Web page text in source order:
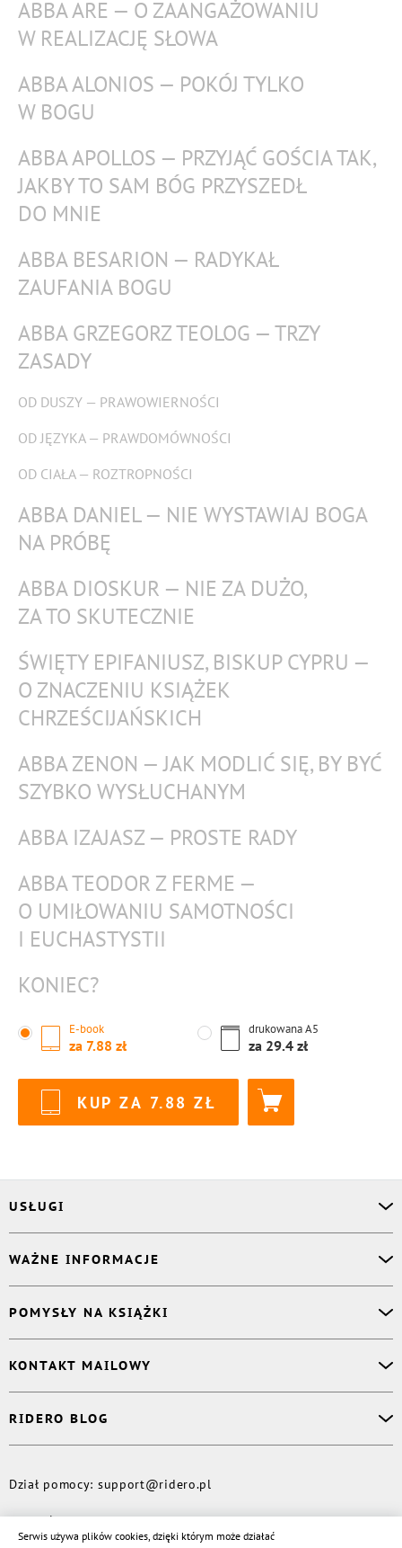
ABBA ARE — O ZAANGAŻOWANIU
W REALIZACJĘ SŁOWA
ABBA ALONIOS — POKÓJ TYLKO
W BOGU
ABBA APOLLOS — PRZYJĄĆ GOŚCIA TAK,
JAKBY TO SAM BÓG PRZYSZEDŁ
DO MNIE
ABBA BESARION — RADYKAŁ
ZAUFANIA BOGU
ABBA GRZEGORZ TEOLOG — TRZY
ZASADY
OD DUSZY — PRAWOWIERNOŚCI
OD JĘZYKA — PRAWDOMÓWNOŚCI
OD CIAŁA — ROZTROPNOŚCI
ABBA DANIEL — NIE WYSTAWIAJ BOGA
NA PRÓBĘ
ABBA DIOSKUR — NIE ZA DUŻO,
ZA TO SKUTECZNIE
ŚWIĘTY EPIFANIUSZ, BISKUP CYPRU —
O ZNACZENIU KSIĄŻEK
CHRZEŚCIJAŃSKICH
ABBA ZENON — JAK MODLIĆ SIĘ, BY BYĆ
SZYBKO WYSŁUCHANYM
ABBA IZAJASZ — PROSTE RADY
ABBA TEODOR Z FERME —
O UMIŁOWANIU SAMOTNOŚCI
I EUCHASTYSTII
KONIEC?
E-book
za 7.88
drukowanaA5
za 29.4
KUP ZA 7.88
USŁUGI
Korektor
Projektant okładki
Druk Twojej książki
Publikacja
WAŻNE INFORMACJE
Książki Ridero
Pomoc
Polityka prywatności
POMYSŁY NA KSIĄŻKI
Dzienniczek malucha
Książka eksperta
Wydaj tomik poezji
KONTAKT MAILOWY
Kontakt dla mediów
RIDERO BLOG
Więcej
© Rideró, 2013—2026
Dział pomocy: support@ridero.pl
Serwis używa plików cookies, dzięki którym może działać